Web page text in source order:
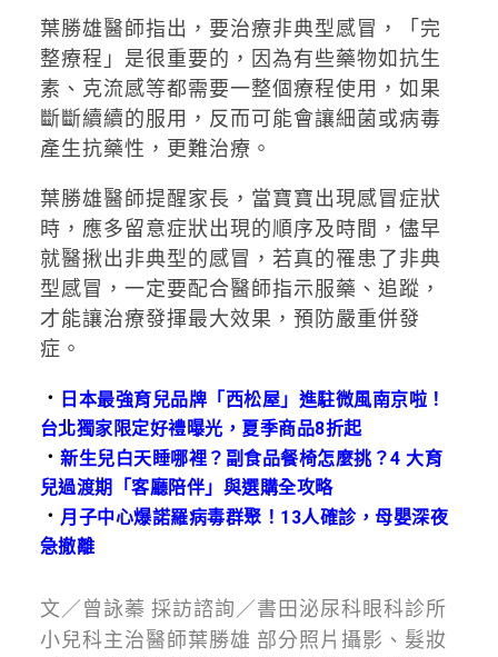
葉勝雄醫師指出，要治療非典型感冒，「完
整療程」是很重要的，因為有些藥物如抗生
素、克流感等都需要一整個療程使用，如果
斷斷續續的服用，反而可能會讓細菌或病毒
產生抗藥性，更難治療。
葉勝雄醫師提醒家長，當寶寶出現感冒症狀
時，應多留意症狀出現的順序及時間，儘早
就醫揪出非典型的感冒，若真的罹患了非典
型感冒，一定要配合醫師指示服藥、追蹤，
才能讓治療發揮最大效果，預防嚴重併發
症。
． 日本最強育兒品牌「西松屋」進駐微風南京啦！
台北獨家限定好禮曝光，夏季商品8折起
．新生兒白天睡哪裡？副食品餐椅怎麼挑？4 大育
兒過渡期「客廳陪伴」與選購全攻略
． 月子中心爆諾羅病毒群聚！13人確診，母嬰深夜
急撤離
文／曾詠蓁 採訪諮詢／書田泌尿科眼科診所
小兒科主治醫師葉勝雄 部分照片攝影、髮妝